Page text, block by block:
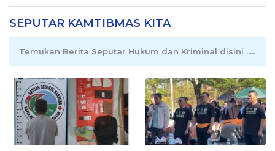
SEPUTAR KAMTIBMAS KITA
Temukan Berita Seputar Hukum dan Kriminal disini .....